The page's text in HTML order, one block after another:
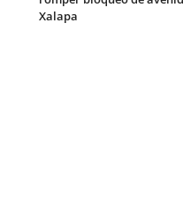
Xalapa